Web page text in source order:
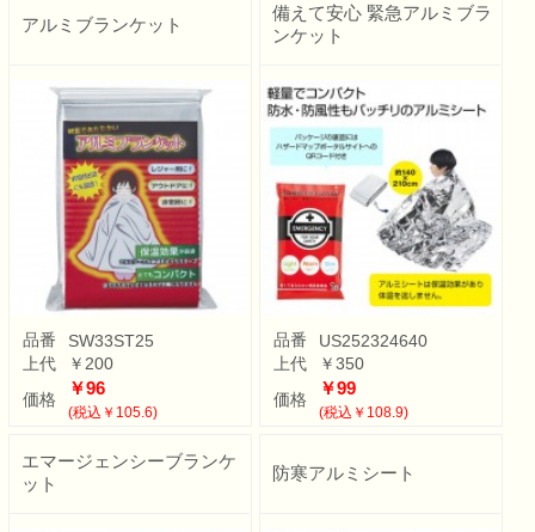
アルミブランケット
品番
SW33ST25
上代
￥200
価格
￥96
(税込￥105.6)
備えて安心 緊急アルミブラ
ンケット
品番
US252324640
上代
￥350
価格
￥99
(税込￥108.9)
エマージェンシーブランケ
ット
防寒アルミシート